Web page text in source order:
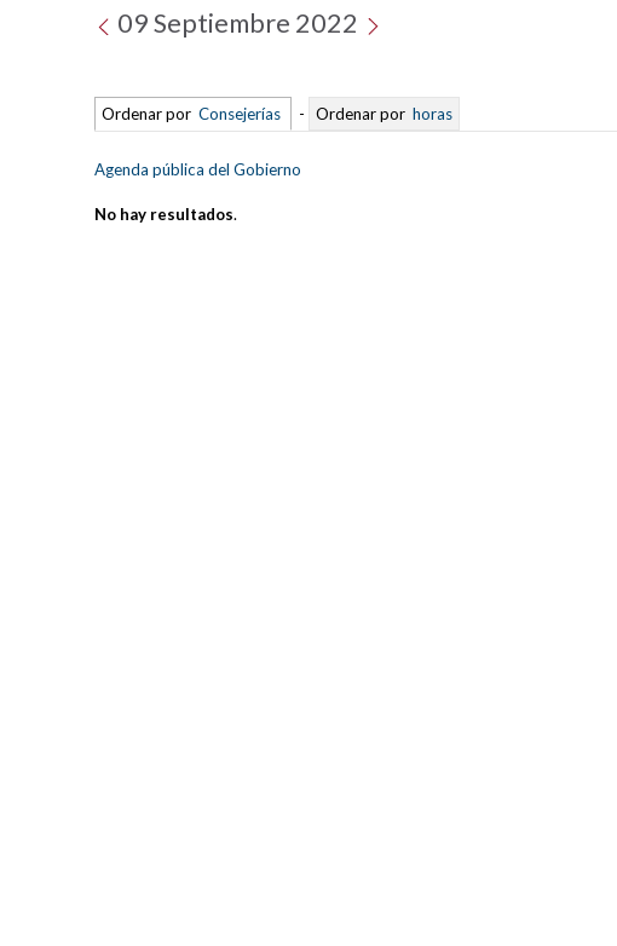
09 Septiembre 2022
Ordenar por Consejerías - Ordenar por horas
Agenda pública del Gobierno
No hay resultados.